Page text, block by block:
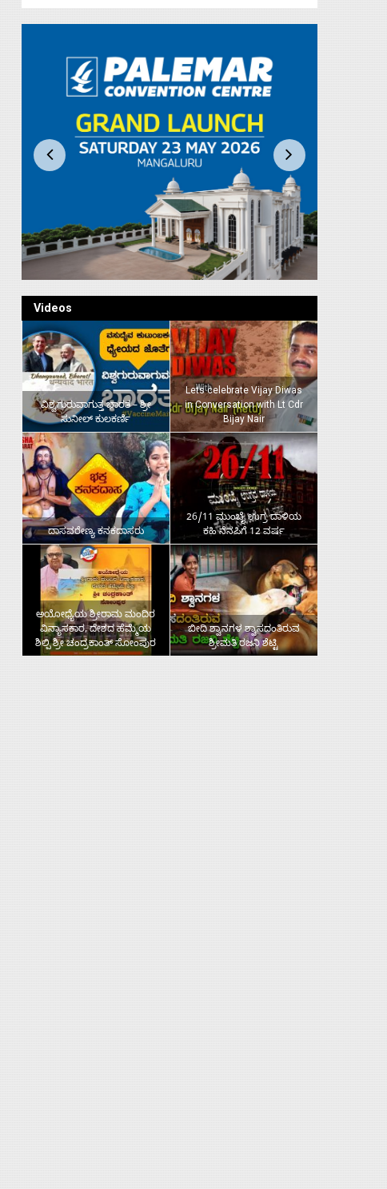
Videos
ವಿಶ್ವಗುರುವಾಗುತ್ತ ಭಾರತ – ಶ್ರೀ
ಸುನೀಲ್‌ ಕುಲಕರ್ಣಿ
Lets celebrate Vijay Diwas
in Conversation with Lt Cdr
Bijay Nair
ದಾಸವರೇಣ್ಯ ಕನಕದಾಸರು
26/11 ಮುಂಬೈ ಉಗ್ರ ದಾಳಿಯ
ಕಹಿ ನೆನಪಿಗೆ 12 ವರ್ಷ
ಅಯೋಧ್ಯೆಯ ಶ್ರೀರಾಮ ಮಂದಿರ
ವಿನ್ಯಾಸಕಾರ, ದೇಶದ ಹೆಮ್ಮೆಯ
ಶಿಲ್ಪಿ ಶ್ರೀ ಚಂದ್ರಕಾಂತ್‌ ಸೋಂಪುರ
ಬೀದಿ ಶ್ವಾನಗಳ ಶ್ವಾಸದಂತಿರುವ
ಶ್ರೀಮತಿ ರಜನಿ ಶೆಟ್ಟಿ